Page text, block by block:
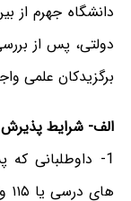
دانشگاه جهرم از
دولتی، پس از
برگزیدکان علمی
الف- شرایط پذیرش